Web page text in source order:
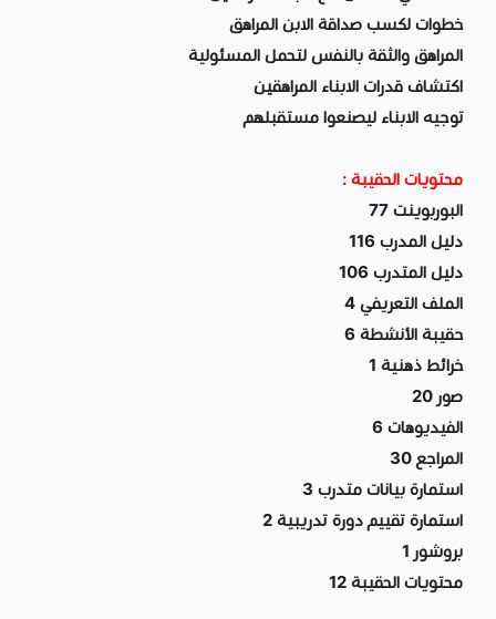
خطوات لكسب صداقة الابن المراهق
المراهق والثقة بالنفس لتحمل المسئولية
اكتشاف قدرات الابناء المراهقين
توجيه الابناء ليصنعوا مستقبلهم
محتويات الحقيبة :
البوربوينت 77
دليل المدرب 116
دليل المتدرب 106
الملف التعريفي 4
حقيبة الأنشطة 6
خرائط ذهنية 1
صور 20
الفيديوهات 6
المراجع 30
استمارة بيانات متدرب 3
استمارة تقييم دورة تدريبية 2
بروشور 1
محتويات الحقيبة 12